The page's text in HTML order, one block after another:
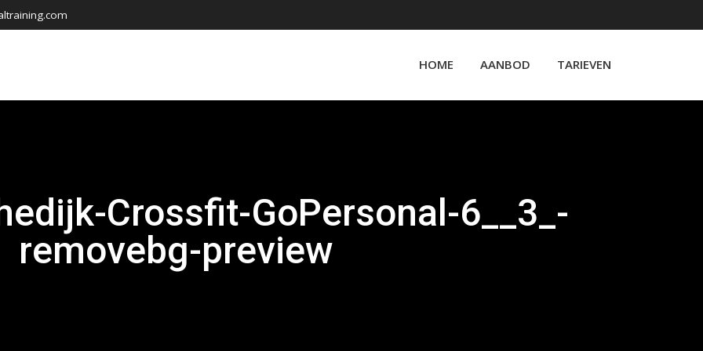
HOME AANBOD TARIEVEN
Crossfit-GoPersonal-6__3_-
removebg-preview